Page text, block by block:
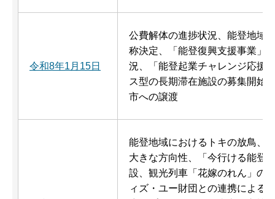
令和8年1月15日
公費解体の進捗状況、能登地域
称決定、「能登復興支援事業」
況、「能登起業チャレンジ応援
ス型の長期滞在施設の募集開始
市への譲渡
能登地域におけるトキの放鳥、
大きな方向性、「今行ける能登
設、観光列車「花嫁のれん」の
ィズ・ユー財団との連携による